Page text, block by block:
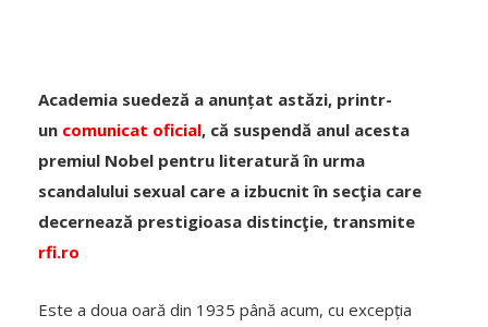
Academia suedeză a anunțat astăzi, printr-
un comunicat oficial, că suspendă anul acesta
premiul Nobel pentru literatură în urma
scandalului sexual care a izbucnit în secţia care
decernează prestigioasa distincţie, transmite
rfi.ro
Este a doua oară din 1935 până acum, cu excepția